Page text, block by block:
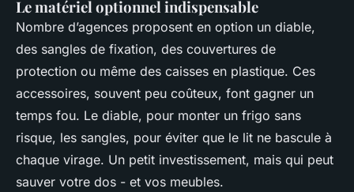
Le matériel optionnel indispensable
Nombre d’agences proposent en option un diable,
des sangles de fixation, des couvertures de
protection ou même des caisses en plastique. Ces
accessoires, souvent peu coûteux, font gagner un
temps fou. Le diable, pour monter un frigo sans
risque, les sangles, pour éviter que le lit ne bascule à
chaque virage. Un petit investissement, mais qui peut
sauver votre dos - et vos meubles.